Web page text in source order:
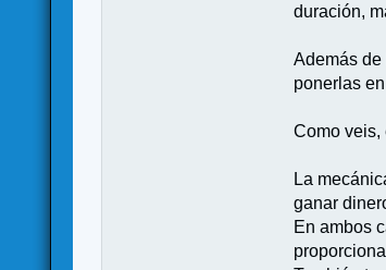
duración,
Además de
ponerlas
Como veis,
La
ganar
En ambos